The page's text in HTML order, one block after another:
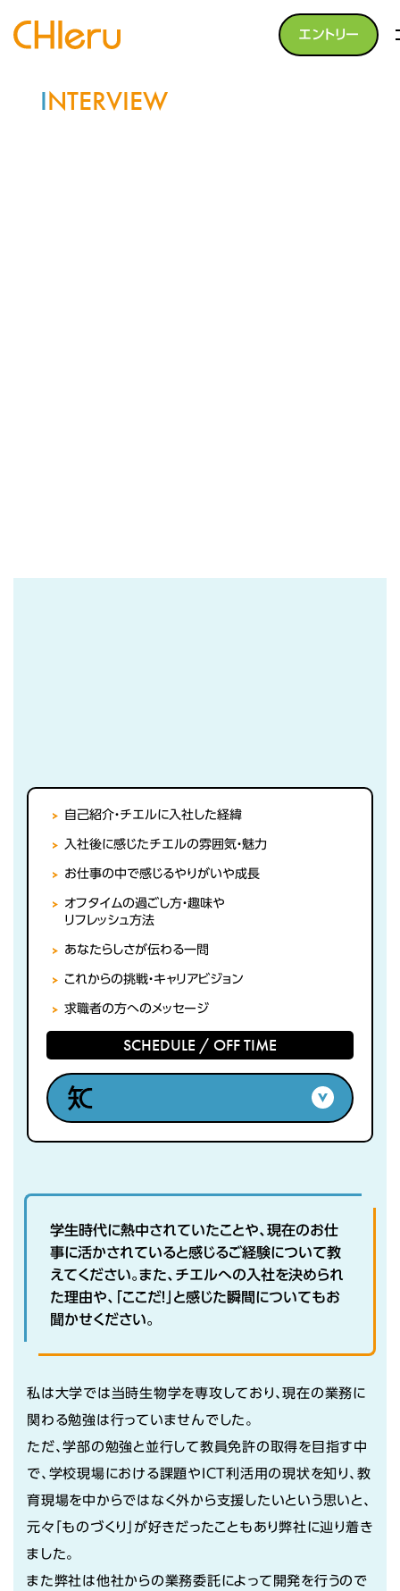
エントリー
INTERVIEW
自己紹介・チエルに入社した経緯
入社後に感じたチエルの雰囲気・魅力
お仕事の中で感じるやりがいや成長
オフタイムの過ごし方・趣味や
リフレッシュ方法
あなたらしさが伝わる一問
これからの挑戦・キャリアビジョン
求職者の方へのメッセージ
SCHEDULE / OFF TIME
学生時代に熱中されていたことや、現在のお仕
事に活かされていると感じるご経験について教
えてください。また、チエルへの入社を決められ
た理由や、「ここだ！」と感じた瞬間についてもお
聞かせください。
私は大学では当時生物学を専攻しており、現在の業務に
関わる勉強は行っていませんでした。
ただ、学部の勉強と並行して教員免許の取得を目指す中
で、学校現場における課題やICT利活用の現状を知り、教
育現場を中からではなく外から支援したいという思いと、
元々「ものづくり」が好きだったこともあり弊社に辿り着き
ました。
また弊社は他社からの業務委託によって開発を行うので